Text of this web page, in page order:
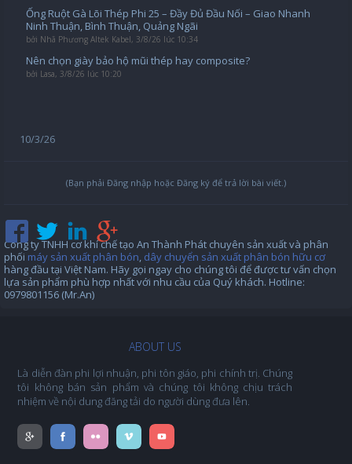
Ống Ruột Gà Lõi Thép Phi 25 – Đầy Đủ Đầu Nối – Giao Nhanh
Ninh Thuận, Bình Thuận, Quảng Ngãi
bởi Nhã Phương Altek Kabel, 3/8/26 lúc 10:34
Nên chọn giày bảo hộ mũi thép hay composite?
bởi Lasa, 3/8/26 lúc 10:20
10/3/26
(Bạn phải Đăng nhập hoặc Đăng ký để trả lời bài viết.)
Công ty TNHH cơ khí chế tạo An Thành Phát chuyên sản xuất và phân
phối máy sản xuất phân bón, dây chuyển sản xuất phân bón hữu cơ
hàng đầu tại Việt Nam. Hãy gọi ngay cho chúng tôi để được tư vấn chọn
lựa sản phẩm phù hợp nhất với nhu cầu của Quý khách. Hotline:
0979801156 (Mr.An)
ABOUT US
Là diễn đàn phi lợi nhuận, phi tôn giáo, phi chính trị. Chúng
tôi không bán sản phẩm và chúng tôi không chịu trách
nhiệm về nội dung đăng tải do người dùng đưa lên.